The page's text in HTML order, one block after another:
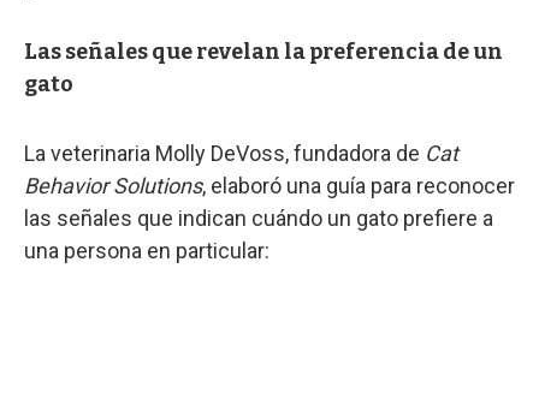
Las señales que revelan la preferencia de un
gato
La veterinaria Molly DeVoss, fundadora de Cat
Behavior Solutions, elaboró una guía para reconocer
las señales que indican cuándo un gato prefiere a
una persona en particular: